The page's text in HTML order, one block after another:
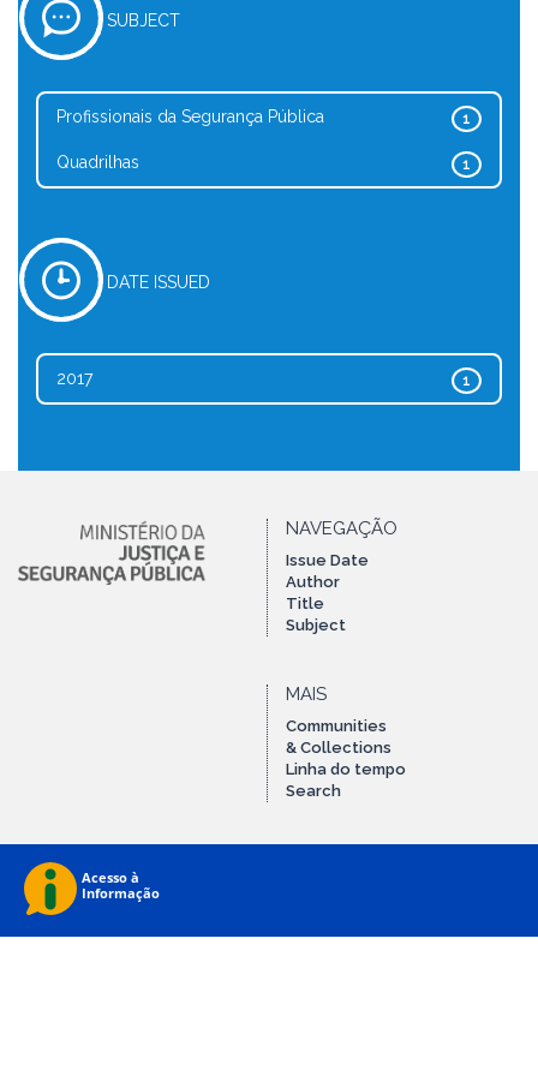
SUBJECT
1
Profissionais da Segurança Pública
1
Quadrilhas
DATE ISSUED
1
2017
NAVEGAÇÃO
Issue Date
Author
Title
Subject
MAIS
Communities
& Collections
Linha do tempo
Search